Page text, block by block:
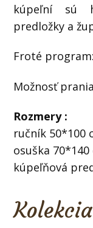
kúpeľní sú
predložky a
Froté
Možnosť
Rozmery :
ručník 50*100
osuška 70*140
kúpeľňová